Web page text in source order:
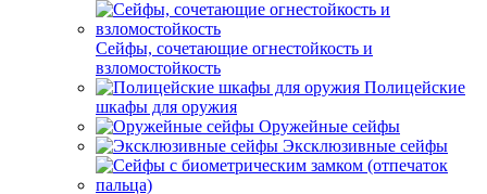
Сейфы, сочетающие огнестойкость и
взломостойкость
Полицейские
шкафы для оружия
Оружейные сейфы
Эксклюзивные сейфы